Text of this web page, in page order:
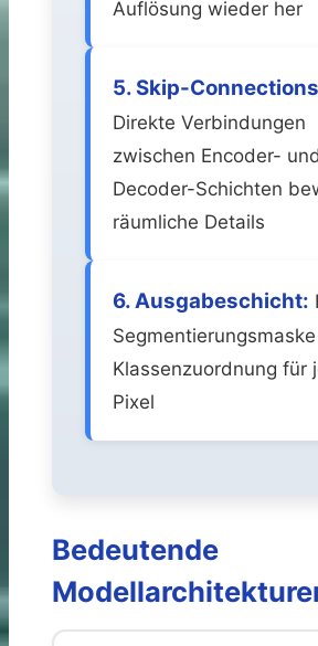
Auflösung wieder her
5. Skip-
Direkte Verbindungen
zwischen Encoder- und
Decoder-Schichten
räumliche Details
6. Ausgabeschicht:
Klassenzuordnung für
Pixel
Bedeutende